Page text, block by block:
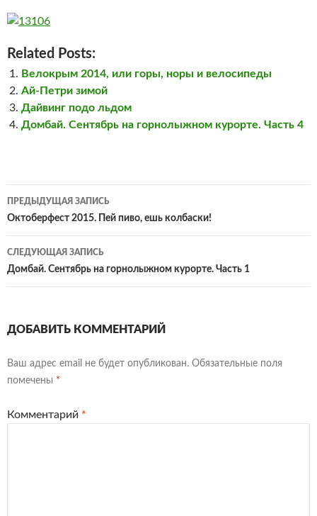
Related Posts:
Велокрым 2014, или горы, норы и велосипеды
Ай-Петри зимой
Дайвинг подо льдом
Домбай. Сентябрь на горнолыжном курорте. Часть 4
Навигация
по
записям
ПРЕДЫДУЩАЯ ЗАПИСЬ
Октоберфест 2015. Пей пиво, ешь колбаски!
СЛЕДУЮЩАЯ ЗАПИСЬ
Домбай. Сентябрь на горнолыжном курорте. Часть 1
ДОБАВИТЬ КОММЕНТАРИЙ
Ваш адрес email не будет опубликован. Обязательные поля
помечены *
Комментарий *